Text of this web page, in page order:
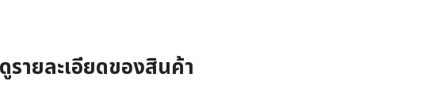
ายละเอียดของสินค้า